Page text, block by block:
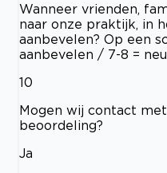
Wanneer vrienden,
naar onze praktijk, in
aanbevelen? Op een
aanbevelen / 7-8 =
10
Mogen wij contact
beoordeling?
Ja